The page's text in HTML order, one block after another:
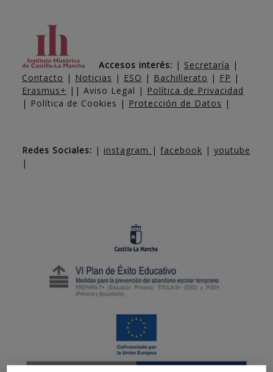
Accesos interés: | Secretaría |
Contacto | Noticias | ESO | Bachillerato | FP |
Erasmus+ || Aviso Legal | Política de Privacidad
| Política de Cookies | Protección de Datos |
Redes Sociales: | instagram | facebook | youtube
|